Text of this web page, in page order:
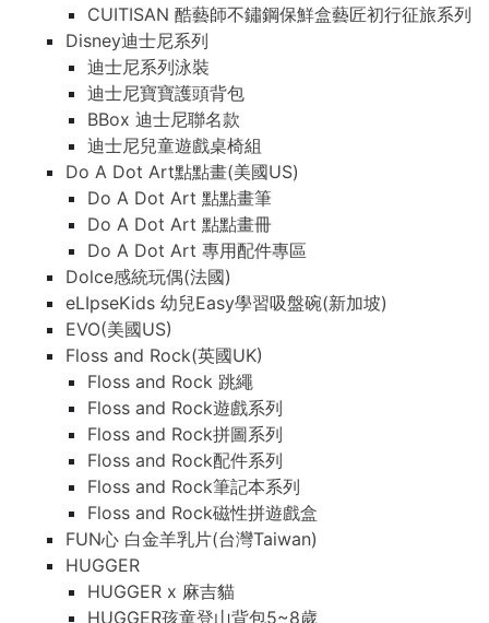
CUITISAN 酷藝師不鏽鋼保鮮盒藝匠初行征旅系列
Disney迪士尼系列
迪士尼系列泳裝
迪士尼寶寶護頭背包
BBox 迪士尼聯名款
迪士尼兒童遊戲桌椅組
Do A Dot Art點點畫(美國US)
Do A Dot Art 點點畫筆
Do A Dot Art 點點畫冊
Do A Dot Art 專用配件專區
Dolce感統玩偶(法國)
eLIpseKids 幼兒Easy學習吸盤碗(新加坡)
EVO(美國US)
Floss and Rock(英國UK)
Floss and Rock 跳繩
Floss and Rock遊戲系列
Floss and Rock拼圖系列
Floss and Rock配件系列
Floss and Rock筆記本系列
Floss and Rock磁性拼遊戲盒
FUN心 白金羊乳片(台灣Taiwan)
HUGGER
HUGGER x 麻吉貓
HUGGER孩童登山背包5~8歲